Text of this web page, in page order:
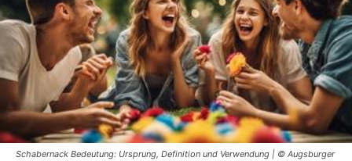
Schabernack Bedeutung: Ursprung, Definition und Verwendung | © Augsburger